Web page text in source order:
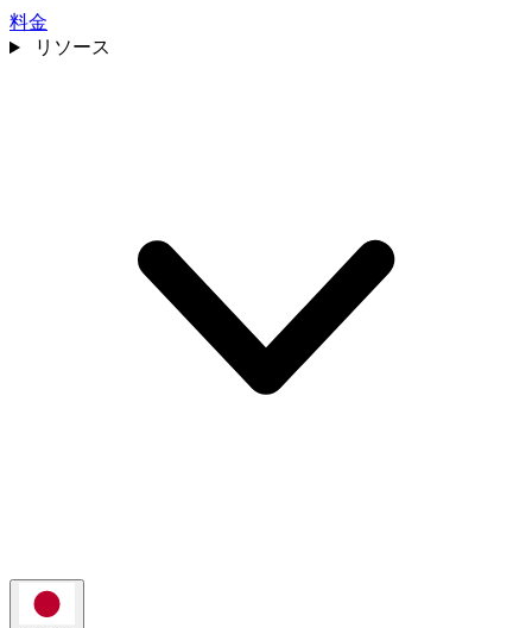
料金
リソース